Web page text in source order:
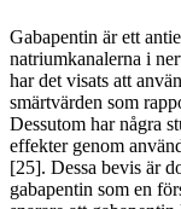
Gabapentin är ett
natriumkanalerna i
har det visats att
smärtvärden som
Dessutom har några
effekter genom
[25]. Dessa bevis är
gabapentin som en